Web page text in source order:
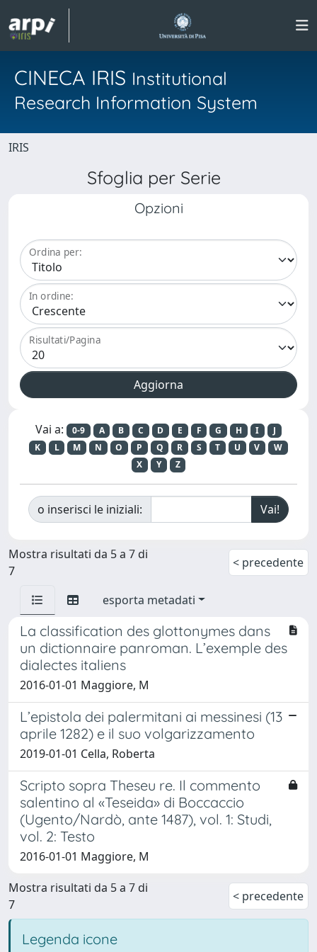
CINECA IRIS Institutional
Research Information System
IRIS
Sfoglia per Serie
Opzioni
Ordina per:
In ordine:
Risultati/Pagina
Vai a: 0-9 A B C D E F G H I
J
K
L M N O P Q R S T U V
W
X
Y Z
o inserisci le iniziali:
Mostra risultati da 5 a 7 di
7
< precedente
esporta metadati
La classification des glottonymes dans
un dictionnaire panroman. L’exemple des
dialectes italiens
2016-01-01 Maggiore, M
L’epistola dei palermitani ai messinesi (13
aprile 1282) e il suo volgarizzamento
2019-01-01 Cella, Roberta
Scripto sopra Theseu re. Il commento
salentino al «Teseida» di Boccaccio
(Ugento/Nardò, ante 1487), vol. 1: Studi,
vol. 2: Testo
2016-01-01 Maggiore, M
Mostra risultati da 5 a 7 di
7
< precedente
Legenda icone